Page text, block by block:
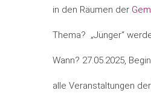
in den Räumen der
Thema? „Jünger“
Wann? 27.05.2025,
alle Veranstaltungen